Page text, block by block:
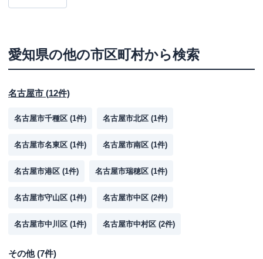
愛知県の他の市区町村から検索
名古屋市 (12件)
名古屋市千種区 (1件) 名古屋市北区 (1件)
名古屋市名東区 (1件) 名古屋市南区 (1件)
名古屋市港区 (1件) 名古屋市瑞穂区 (1件)
名古屋市守山区 (1件) 名古屋市中区 (2件)
名古屋市中川区 (1件) 名古屋市中村区 (2件)
その他(7件)